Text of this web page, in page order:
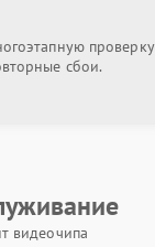
проверку
сбои.
видеочипа